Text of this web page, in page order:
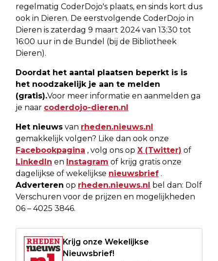
regelmatig CoderDojo's plaats, en sinds kort dus
ook in Dieren. De eerstvolgende CoderDojo in
Dieren is zaterdag 9 maart 2024 van 13:30 tot
16:00 uur in de Bundel (bij de Bibliotheek
Dieren).
Doordat het aantal plaatsen beperkt is is
het noodzakelijk je aan te melden
(gratis).Voor meer informatie en aanmelden ga
je naar coderdojo-dieren.nl
Het nieuws van rheden.nieuws.nl
gemakkelijk volgen? Like dan ook onze
Facebookpagina , volg ons op X (Twitter) of
LinkedIn en Instagram of krijg gratis onze
dagelijkse of wekelijkse nieuwsbrief .
Adverteren op rheden.nieuws.nl bel dan: Dolf
Verschuren voor de prijzen en mogelijkheden
06 – 4025 3846.
Krijg onze Wekelijkse
Nieuwsbrief!